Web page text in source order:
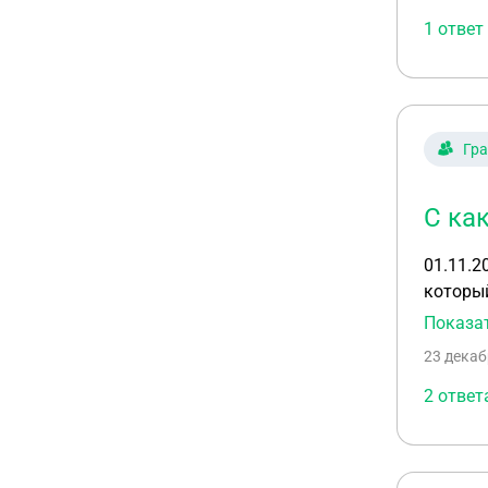
1 ответ
С
зарегистрирован 30.12.2016.
исковой
учетом
23
2